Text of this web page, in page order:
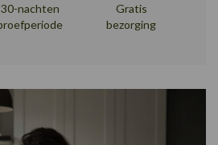
30-nachten
Gratis
bezorging